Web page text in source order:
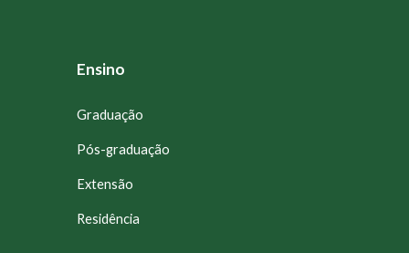
Ensino
Graduação
Pós-graduação
Extensão
Residência